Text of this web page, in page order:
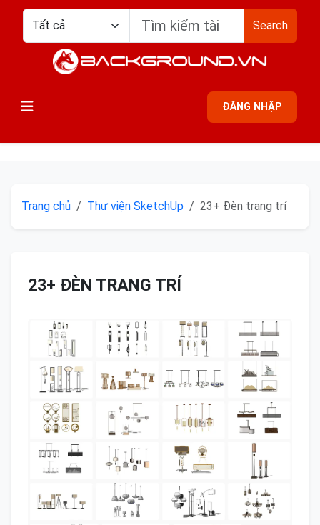
Search
ĐĂNG NHẬP
Trang chủ Thư viện SketchUp 23+ Đèn trang trí
23+ ĐÈN TRANG TRÍ